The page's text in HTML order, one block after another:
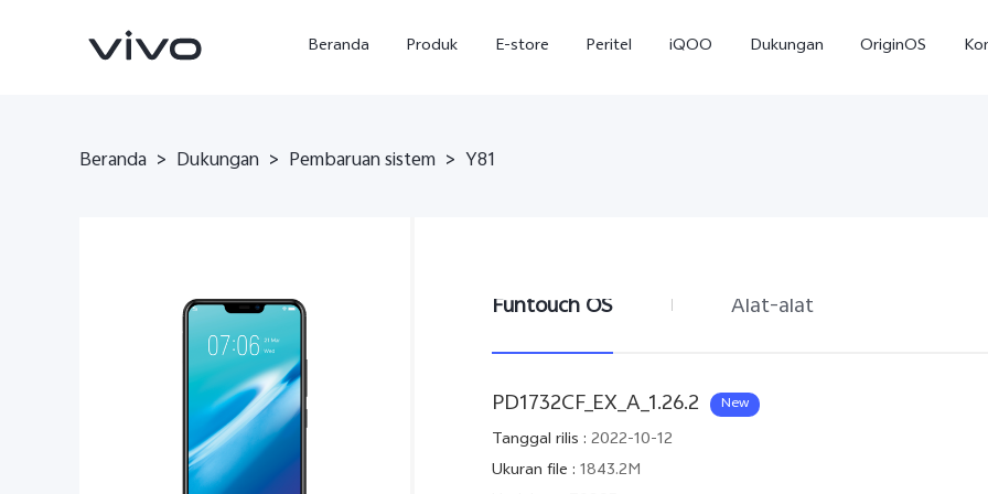
Beranda Produk E-store Peritel iQOO Dukungan OriginOS
baru
Beranda > Dukungan > Pembaruan sistem > Y81
Funtouch OS Alat-alat
PD1732CF_EX_A_1.26.2 New
Tanggal rilis : 2022-10-12
Ukuran file : 1843.2M